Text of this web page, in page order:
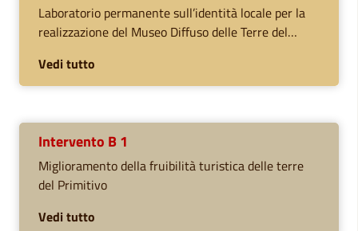
Laboratorio permanente sull’identità locale per la
realizzazione del Museo Diffuso delle Terre del
per un territorio ecosostenibile...
Vedi tutto
Intervento B 1
Miglioramento della fruibilità turistica delle terre
del Primitivo
Vedi tutto